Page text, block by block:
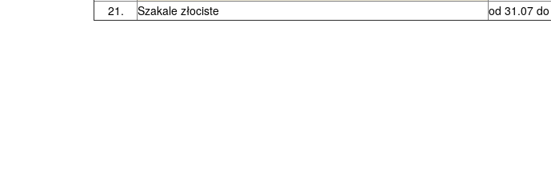
21.
Szakale złociste od 31.07